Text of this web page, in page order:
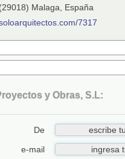
(29018) Malaga
España
7317
y Obras, S.L:
De
e-mail